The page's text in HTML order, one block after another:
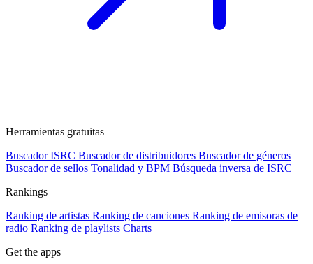
Herramientas gratuitas
Buscador ISRC Buscador de distribuidores Buscador de géneros
Buscador de sellos Tonalidad y BPM Búsqueda inversa de ISRC
Rankings
Ranking de artistas Ranking de canciones Ranking de emisoras de
radio Ranking de playlists Charts
Get the apps